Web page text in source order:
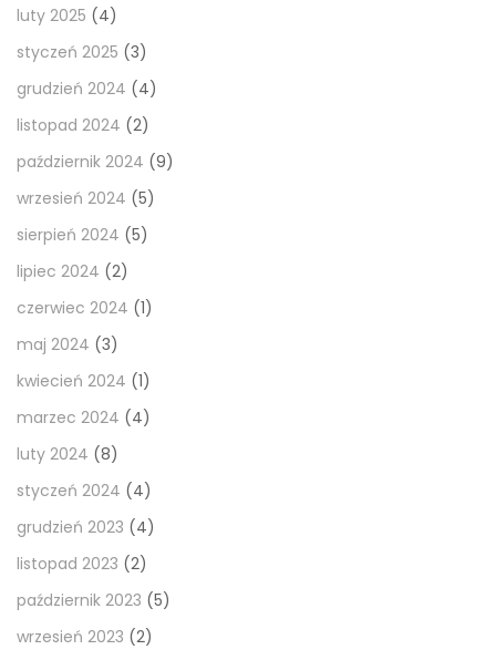
luty 2025 (4)
styczeń 2025 (3)
grudzień 2024 (4)
listopad 2024 (2)
październik 2024 (9)
wrzesień 2024 (5)
sierpień 2024 (5)
lipiec 2024 (2)
czerwiec 2024 (1)
maj 2024 (3)
kwiecień 2024 (1)
marzec 2024 (4)
luty 2024 (8)
styczeń 2024 (4)
grudzień 2023 (4)
listopad 2023 (2)
październik 2023 (5)
wrzesień 2023 (2)